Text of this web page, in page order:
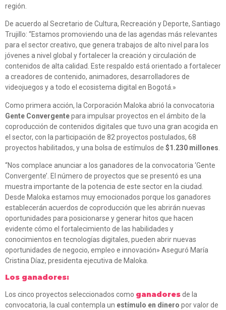
región.
De acuerdo al Secretario de Cultura, Recreación y Deporte, Santiago
Trujillo: “Estamos promoviendo una de las agendas más relevantes
para el sector creativo, que genera trabajos de alto nivel para los
jóvenes a nivel global y fortalecer la creación y circulación de
contenidos de alta calidad. Este respaldo está orientado a fortalecer
a creadores de contenido, animadores, desarrolladores de
videojuegos y a todo el ecosistema digital en Bogotá.»
Como primera acción, la Corporación Maloka abrió la convocatoria
Gente Convergentepara impulsar proyectos en el ámbito de la
coproducción de contenidos digitales que tuvo una gran acogida en
el sector, con la participación de 82 proyectos postulados, 68
proyectos habilitados, y una bolsa de estímulos de $1.230 millones
“Nos complace anunciar a los ganadores de la convocatoria ‘Gente
Convergente’. El número de proyectos que se presentó es una
muestra importante de la potencia de este sector en la ciudad.
Desde Maloka estamos muy emocionados porque los ganadores
establecerán acuerdos de coproducción que les abrirán nuevas
oportunidades para posicionarse y generar hitos que hacen
evidente cómo el fortalecimiento de las habilidades y
conocimientos en tecnologías digitales, pueden abrir nuevas
oportunidades de negocio, empleo e innovación» Aseguró María
Cristina Díaz, presidenta ejecutiva de Maloka.
Los ganadores:
Los cinco proyectos seleccionados como ganadoresde la
convocatoria, la cual contempla un estímulo en dinero por valor de